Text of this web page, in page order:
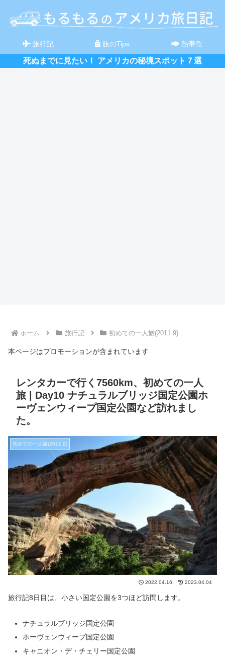
旅行記 旅のTips 熱帯魚
死ぬまでに見たい！ アメリカの秘境スポット７選
ホーム 旅行記 初めての一人旅(2011.9)
本ページはプロモーションが含まれています
レンタカーで行く7560km、初めての一人
旅 | Day10 ナチュラルブリッジ国定公園ホ
ーヴェンウィープ国定公園など訪れまし
た。
初めての一人旅(2011.9)
2022.04.16 2023.04.04
旅行記8日目は、小さい国定公園を3つほど訪問します。
ナチュラルブリッジ国定公園
ホーヴェンウィープ国定公園
キャニオン・デ・チェリー国定公園